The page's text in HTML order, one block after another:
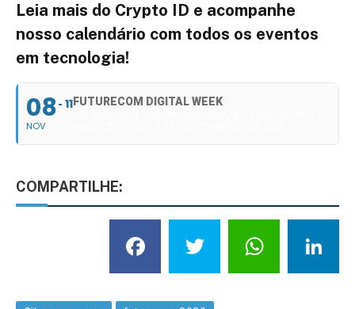
Leia mais do Crypto ID e acompanhe
nosso calendário com todos os eventos
em tecnologia!
08
NOV
11FUTURECOM DIGITAL WEEK
COMPARTILHE:
Facebook
Twitter